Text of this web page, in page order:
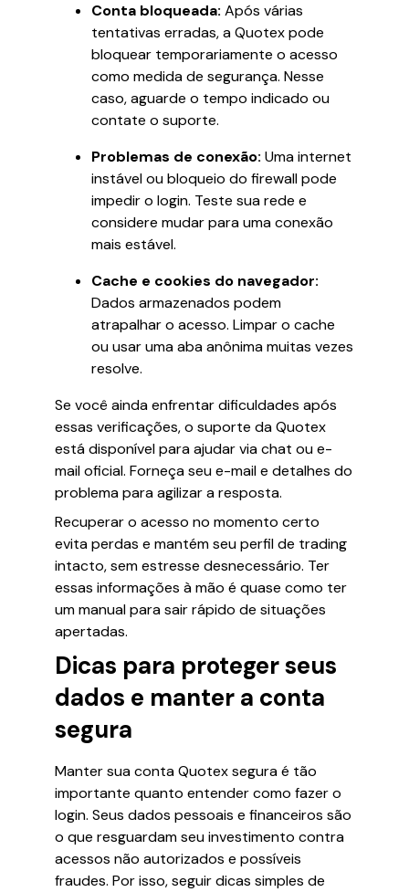
Conta bloqueada: Após várias
tentativas erradas, a Quotex pode
bloquear temporariamente o acesso
como medida de segurança. Nesse
caso, aguarde o tempo indicado ou
contate o suporte.
Problemas de conexão: Uma internet
instável ou bloqueio do firewall pode
impedir o login. Teste sua rede e
considere mudar para uma conexão
mais estável.
Cache e cookies do navegador:
Dados armazenados podem
atrapalhar o acesso. Limpar o cache
ou usar uma aba anônima muitas vezes
resolve.
Se você ainda enfrentar dificuldades após
essas verificações, o suporte da Quotex
está disponível para ajudar via chat ou e-
mail oficial. Forneça seu e-mail e detalhes do
problema para agilizar a resposta.
Recuperar o acesso no momento certo
evita perdas e mantém seu perfil de trading
intacto, sem estresse desnecessário. Ter
essas informações à mão é quase como ter
um manual para sair rápido de situações
apertadas.
Dicas para proteger seus
dados e manter a conta
segura
Manter sua conta Quotex segura é tão
importante quanto entender como fazer o
login. Seus dados pessoais e financeiros são
o que resguardam seu investimento contra
acessos não autorizados e possíveis
fraudes. Por isso, seguir dicas simples de